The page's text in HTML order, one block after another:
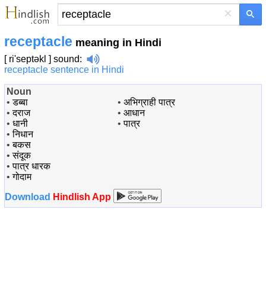
×
receptacle meaning in Hindi
[ ri'septəkl ] sound:
receptacle sentence in Hindi
Noun
•डब्बा
•दराज
• धानी
•निधान
•बकस
•संदूक
•पात्र धारक
•गोदाम
• अभिग्राही पात्र
• आधान
•पात्र
Download Hindlish App